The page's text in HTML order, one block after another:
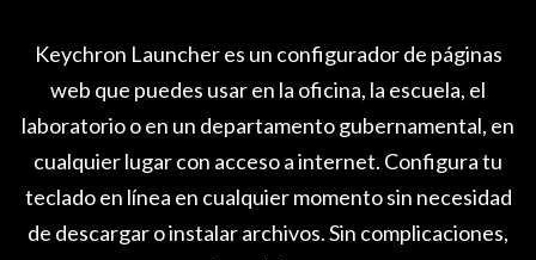
Keychron Launcher es un configurador de páginas
web que puedes usar en la oficina, la escuela, el
laboratorio o en un departamento gubernamental, en
cualquier lugar con acceso a internet. Configura tu
teclado en línea en cualquier momento sin necesidad
de descargar o instalar archivos. Sin complicaciones,